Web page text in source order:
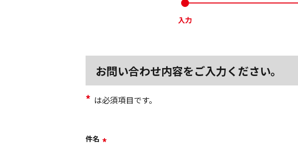
入力
お問い合わせ内容をご入力ください。
* は必須項目です。
件名 *